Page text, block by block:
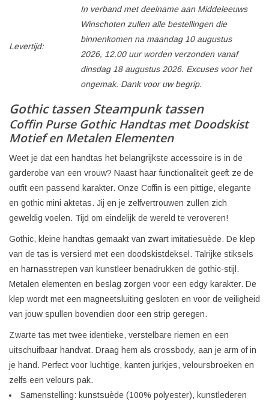
Levertijd:
In verband met deelname aan Middeleeuws
Winschoten zullen alle bestellingen die
binnenkomen na maandag 10 augustus
2026, 12.00 uur worden verzonden vanaf
dinsdag 18 augustus 2026. Excuses voor het
ongemak. Dank voor uw begrip.
Gothic tassen Steampunk tassen
Coffin Purse Gothic Handtas met Doodskist
Motief en Metalen Elementen
Weet je dat een handtas het belangrijkste accessoire is in de
garderobe van een vrouw? Naast haar functionaliteit geeft ze de
outfit een passend karakter. Onze Coffin is een pittige, elegante
en gothic mini aktetas. Jij en je zelfvertrouwen zullen zich
geweldig voelen. Tijd om eindelijk de wereld te veroveren!
Gothic, kleine handtas gemaakt van zwart imitatiesuède. De klep
van de tas is versierd met een doodskistdeksel. Talrijke stiksels
en harnasstrepen van kunstleer benadrukken de gothic-stijl.
Metalen elementen en beslag zorgen voor een edgy karakter. De
klep wordt met een magneetsluiting gesloten en voor de veiligheid
van jouw spullen bovendien door een strip geregen.
Zwarte tas met twee identieke, verstelbare riemen en een
uitschuifbaar handvat. Draag hem als crossbody, aan je arm of in
je hand. Perfect voor luchtige, kanten jurkjes, veloursbroeken en
zelfs een velours pak.
Samenstelling: kunstsuède (100% polyester), kunstlederen